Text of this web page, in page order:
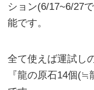
ション(6/17~6/27
能です。
全て使えば運試し
『龍の原石14個